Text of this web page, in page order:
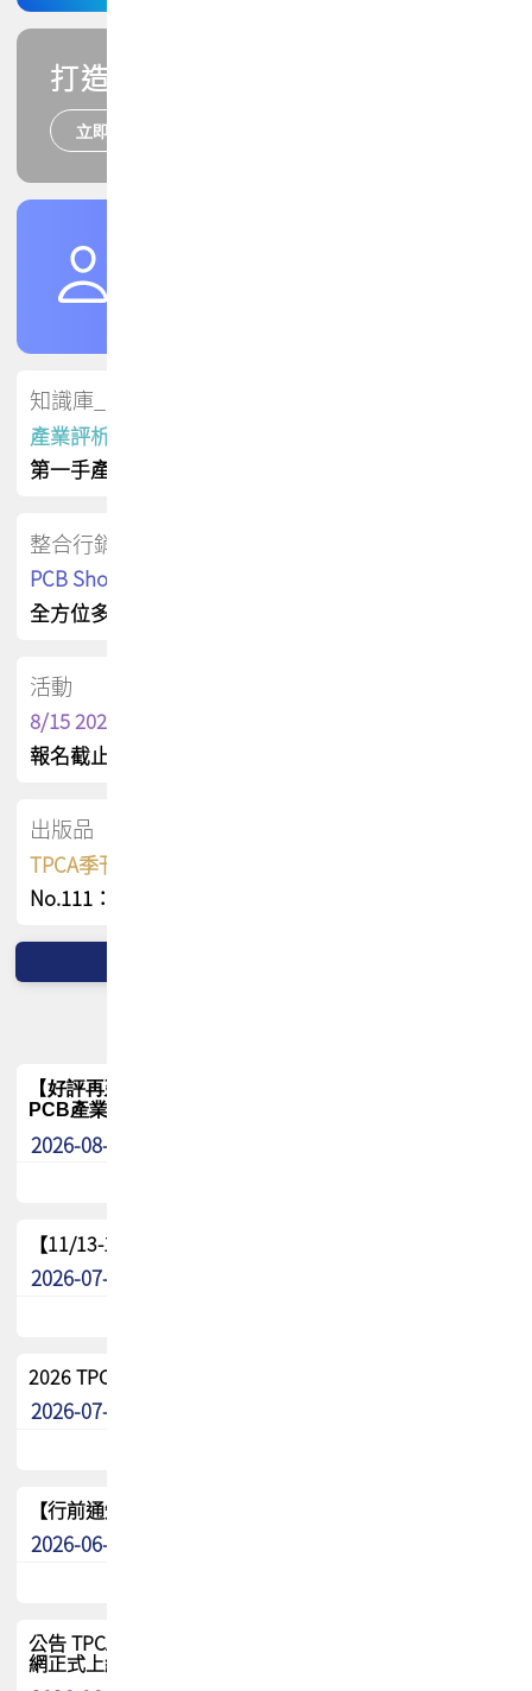
打造您的PCB專業技能
立即報名
知識庫_會員專屬
產業評析報告
第一手產業資訊
整合行銷
PCB Shop 採購指南
全方位多元曝光方案
活動
8/15 2026 TPCA健康盃保齡球聯誼賽
報名截止日 : 8/3 活動日期 : 8/15
出版品
TPCA季刊 FREE 線上版
No.111：PCB全球風險布局與韌性
【好評再延長】PCB GPT 全面開放體驗延長到8月!!
PCB產業專屬 AI 知識平台
2026-08-04
【11/13-15】2026 TPCA 百岳登頂_南橫三星
2026-07-22
2026 TPCA中南區會員問卷暨7/31交流餐敘報名
2026-07-08
【行前通知】8/15(六) 2026 TPCA健康盃保齡球聯誼賽
2026-06-29
公告 TPCA 台灣電路板協會官網將迎來新面貌，7/1 新官
網正式上線！